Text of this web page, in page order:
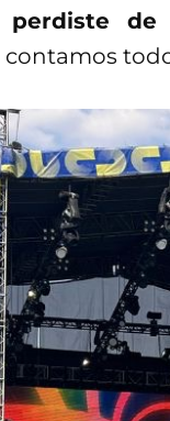
perdiste
contamos